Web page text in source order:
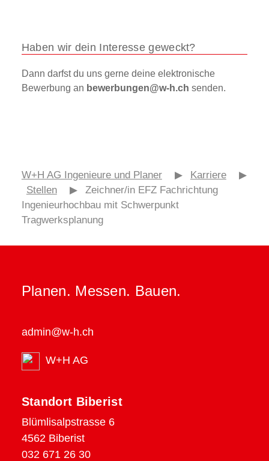
Haben wir dein Interesse geweckt?
Dann darfst du uns gerne deine elektronische
Bewerbung an bewerbungen@w-h.ch senden.
W+H AG Ingenieure und Planer ▶ Karriere
▶
Stellen
▶
Zeichner/in EFZ Fachrichtung
Ingenieurhochbau mit Schwerpunkt
Tragwerksplanung
Planen. Messen. Bauen.
admin@w-h.ch
W+H AG
Standort Biberist
Blümlisalpstrasse 6
4562 Biberist
032 671 26 30